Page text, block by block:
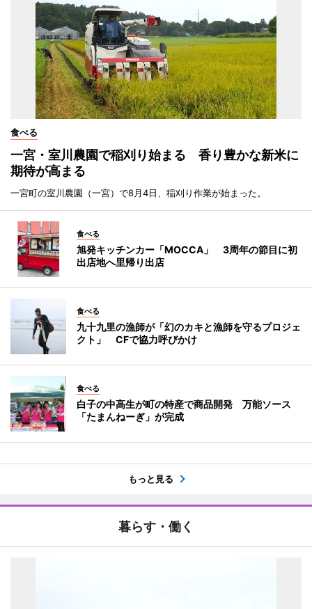
食べる
一宮・室川農園で稲刈り始まる 香り豊かな新米に
期待が高まる
一宮町の室川農園（一宮）で8月4日、稲刈り作業が始まった。
食べる
旭発キッチンカー「MOCCA」 3周年の節目に初
出店地へ里帰り出店
食べる
九十九里の漁師が「幻のカキと漁師を守るプロジェ
クト」 CFで協力呼びかけ
食べる
白子の中高生が町の特産で商品開発 万能ソース
「たまんねーぎ」が完成
もっと見る
暮らす・働く